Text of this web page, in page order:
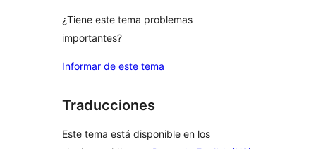
¿Tiene este tema problemas
importantes?
Informar de este tema
Traducciones
Este tema está disponible en los